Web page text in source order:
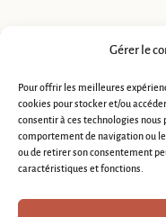
Gérer le
Pour offrir les meilleures
cookies pour stocker et/ou
consentir à ces technologies
comportement de navigation ou
ou de retirer son consentement
caractéristiques et fonctions.
cuisine02